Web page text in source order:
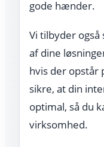
gode hænder.
Vi tilbyder
af dine
hvis der opstår
sikre, at din
optimal, så du
virksomhed.